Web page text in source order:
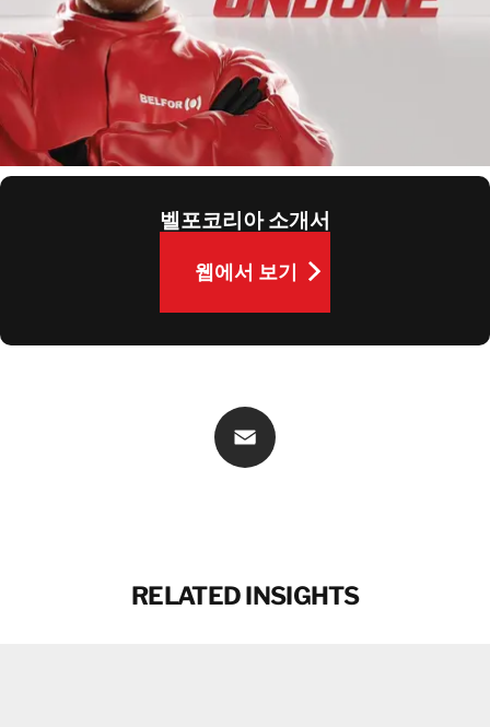
대한민국
한국어
연락처 정보
연락처 정보
벨포코리아 소개서
웹에서 보기
웹에서 보기
RELATED INSIGHTS